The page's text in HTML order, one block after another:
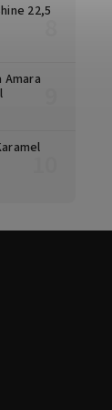
22,5